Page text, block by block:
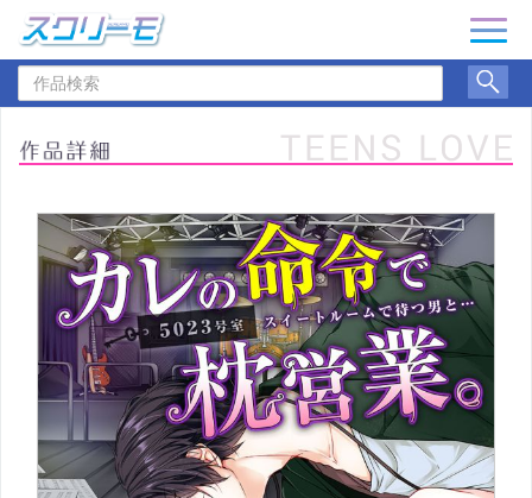
品
索
ナ
ゲ
ー
ョ
ン